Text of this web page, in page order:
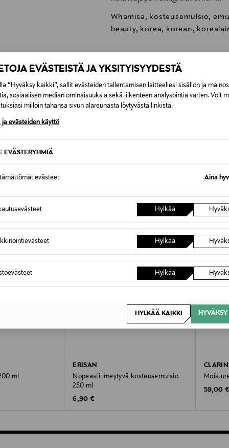
EVÄSTEISTÄ JA YKSITYISYYDESTÄ
“Hyväksy kaikki”, sallit evästeiden tallentamisen laitteellesi sisällön ja
sosiaalisen median ominaisuuksia sekä liikenteen analysointia varten. Voit
milloin tahansa sivun alareunasta löytyvästä linkistä.
ja evästeiden käyttö
EVÄSTERYHMIÄ
evästeet Aina
Hylkää
Hylkää
Hylkää
HYLKÄÄ KAIKKI
Whamisa, kosteusemulsio,
beauty, korea, korean,
0,00 €
Alk. 6,90 €, kun toimitus on
tilaukseesi. Voit palauttaa tilaamasi tuotteen 30 vuorokauden
NÄISTÄ
ml
ERISAN
Nopeasti imeytyvä kosteusemulsio
250 ml
Original Price
6,90 €
Original
59,00